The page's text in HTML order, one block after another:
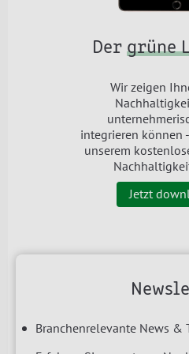
Branchenrelevante News &
Der grüne
Wir zeigen
integrieren können
unserem
Jetzt